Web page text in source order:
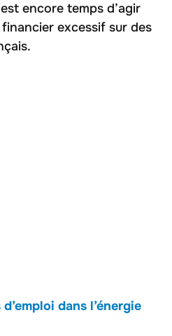
encore temps d’agir
excessif sur des
dans l’énergie